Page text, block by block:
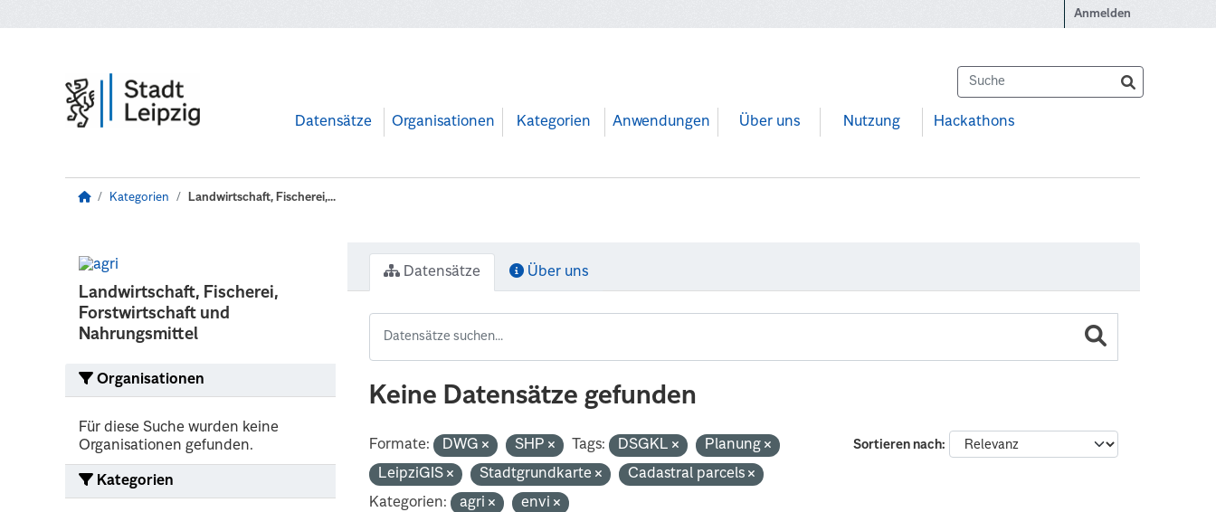
Anmelden
Datensätze Organisationen Kategorien Anwendungen Über uns Nutzung Hackathons
Kategorien Landwirtschaft, Fischerei,...
Landwirtschaft, Fischerei,
Forstwirtschaft und
Nahrungsmittel
Organisationen
Für diese Suche wurden keine
Organisationen gefunden.
Kategorien
Datensätze Über uns
Keine Datensätze gefunden
Sortieren nach
Formate: DWG SHP Tags: DSGKL
Planung
LeipziGIS
Stadtgrundkarte
Cadastral parcels
Kategorien:
agri envi